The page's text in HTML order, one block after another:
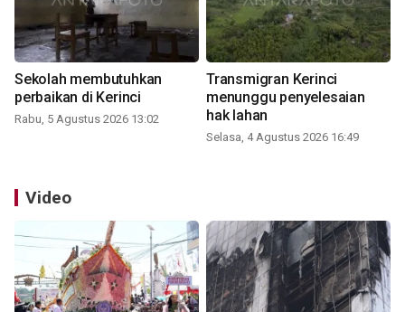
Sekolah membutuhkan
perbaikan di Kerinci
Rabu, 5 Agustus 2026 13:02
Transmigran Kerinci
menunggu penyelesaian
hak lahan
Selasa, 4 Agustus 2026 16:49
Video